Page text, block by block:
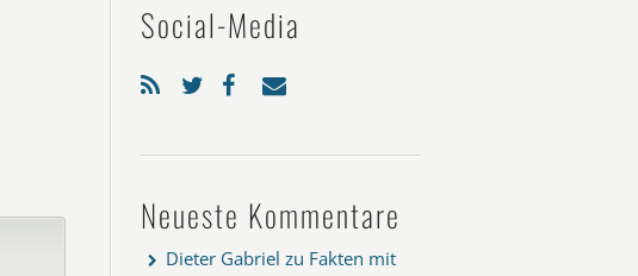
Social-Media
Neueste Kommentare
Dieter Gabriel zu Fakten mit